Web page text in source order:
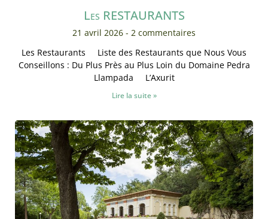
Les RESTAURANTS
21 avril 2026
2 commentaires
Les Restaurants Liste des Restaurants que Nous Vous
Conseillons : Du Plus Près au Plus Loin du Domaine Pedra
Llampada L’Axurit
Lire la suite »